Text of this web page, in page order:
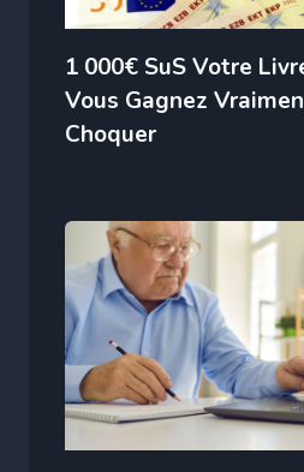
1 000€ SuS Votre
Vous Gagnez
Choquer